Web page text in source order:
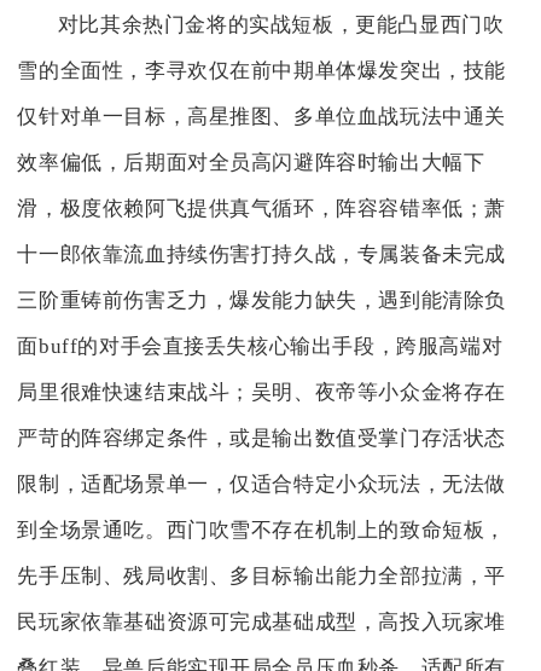
对比其余热门金将的实战短板，更能凸显西门吹
雪的全面性，李寻欢仅在前中期单体爆发突出，技能
仅针对单一目标，高星推图、多单位血战玩法中通关
效率偏低，后期面对全员高闪避阵容时输出大幅下
滑，极度依赖阿飞提供真气循环，阵容容错率低；萧
十一郎依靠流血持续伤害打持久战，专属装备未完成
三阶重铸前伤害乏力，爆发能力缺失，遇到能清除负
面buff的对手会直接丢失核心输出手段，跨服高端对
局里很难快速结束战斗；吴明、夜帝等小众金将存在
严苛的阵容绑定条件，或是输出数值受掌门存活状态
限制，适配场景单一，仅适合特定小众玩法，无法做
到全场景通吃。西门吹雪不存在机制上的致命短板，
先手压制、残局收割、多目标输出能力全部拉满，平
民玩家依靠基础资源可完成基础成型，高投入玩家堆